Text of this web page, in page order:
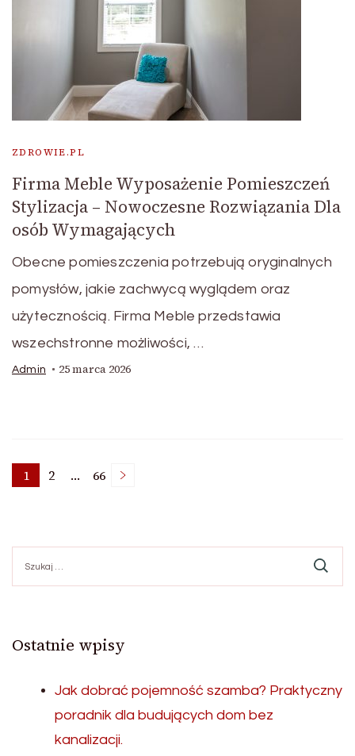
ZDROWIE.PL
Firma Meble Wyposażenie Pomieszczeń
Stylizacja – Nowoczesne Rozwiązania Dla
osób Wymagających
Obecne pomieszczenia potrzebują oryginalnych
pomysłów, jakie zachwycą wyglądem oraz
użytecznością. Firma Meble przedstawia
wszechstronne możliwości, …
Admin 25 marca 2026
Stronicowanie
wpisów
Strona
1 Strona
2 … Strona
66
Ostatnie wpisy
Jak dobrać pojemność szamba? Praktyczny
poradnik dla budujących dom bez
kanalizacji.